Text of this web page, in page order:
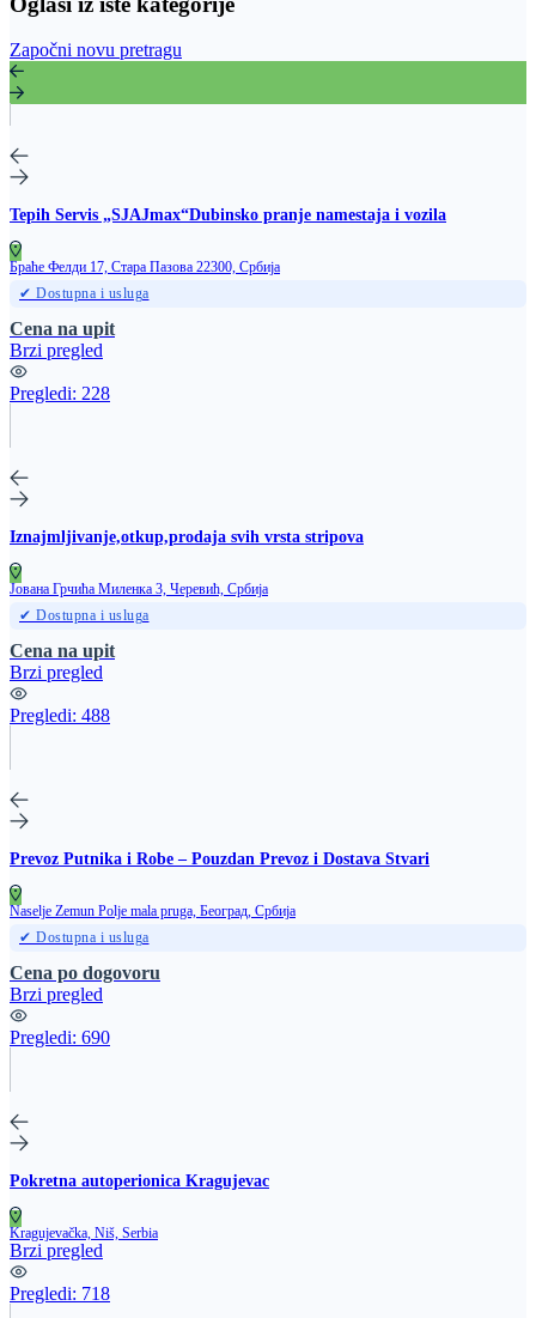
Započni novu pretragu
Tepih Servis „SJAJmax“Dubinsko pranje namestaja i vozila
Браће Фелди 17, Стара Пазова 22300, Србија
✔ Dostupna i usluga
Cena na upit
Brzi pregled
Pregledi: 228
Iznajmljivanje,otkup,prodaja svih vrsta stripova
Јована Грчића Миленка 3, Черевић, Србија
✔ Dostupna i usluga
Cena na upit
Brzi pregled
Pregledi: 488
Prevoz Putnika i Robe – Pouzdan Prevoz i Dostava Stvari
Naselje Zemun Polje mala pruga, Београд, Србија
✔ Dostupna i usluga
Cena po dogovoru
Brzi pregled
Pregledi: 690
Pokretna autoperionica Kragujevac
Kragujevačka, Niš, Serbia
Brzi pregled
Pregledi: 718